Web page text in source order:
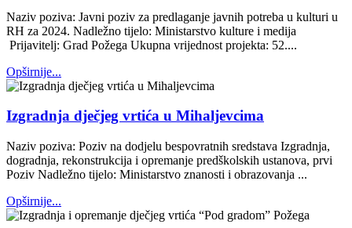
Naziv poziva: Javni poziv za predlaganje javnih potreba u kulturi u
RH za 2024. Nadležno tijelo: Ministarstvo kulture i medija
Prijavitelj: Grad Požega Ukupna vrijednost projekta: 52....
Opširnije...
Izgradnja dječjeg vrtića u Mihaljevcima
Naziv poziva: Poziv na dodjelu bespovratnih sredstava Izgradnja,
dogradnja, rekonstrukcija i opremanje predškolskih ustanova, prvi
Poziv Nadležno tijelo: Ministarstvo znanosti i obrazovanja ...
Opširnije...